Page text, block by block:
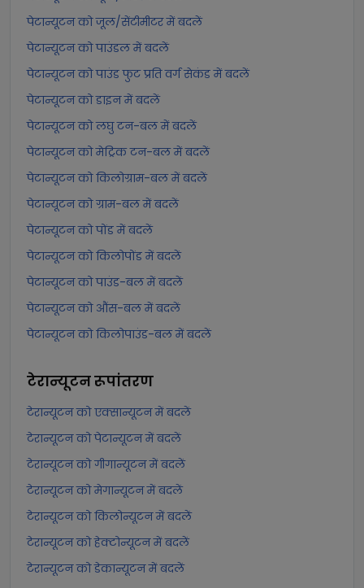
पेटान्यूटन को जूल/सेंटीमीटर में बदलें
पेटान्यूटन को पाउंडल में बदलें
पेटान्यूटन को पाउंड फुट प्रति वर्ग सेकंड में बदलें
पेटान्यूटन को डाइन में बदलें
पेटान्यूटन को लघु टन-बल में बदलें
पेटान्यूटन को मेट्रिक टन-बल में बदलें
पेटान्यूटन को किलोग्राम-बल में बदलें
पेटान्यूटन को ग्राम-बल में बदलें
पेटान्यूटन को पोंड में बदलें
पेटान्यूटन को किलोपोंड में बदलें
पेटान्यूटन को पाउंड-बल में बदलें
पेटान्यूटन को औंस-बल में बदलें
पेटान्यूटन को किलोपाउंड-बल में बदलें
टेरान्यूटनरूपांतरण
टेरान्यूटन को एक्सान्यूटन में बदलें
टेरान्यूटन को पेटान्यूटन में बदलें
टेरान्यूटन को गीगान्यूटन में बदलें
टेरान्यूटन को मेगान्यूटन में बदलें
टेरान्यूटन को किलोन्यूटन में बदलें
टेरान्यूटन को हेक्टोन्यूटन में बदलें
टेरान्यूटन को डेकान्यूटन में बदलें